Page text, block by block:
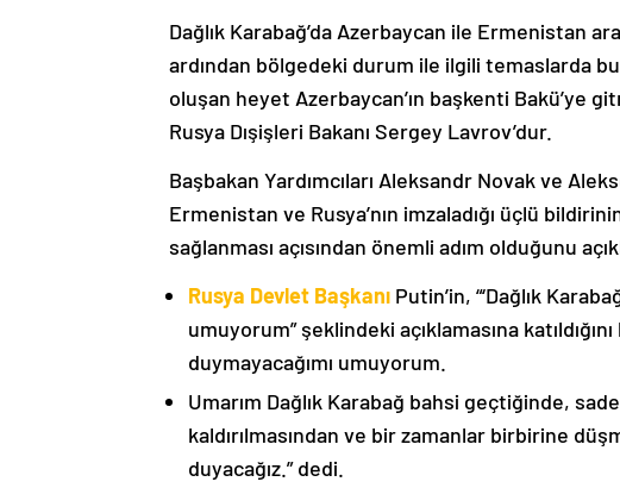
Dağlık Karabağ’da Azerbaycan ile Ermenistan
ardından bölgedeki durum ile ilgili temaslarda
oluşan heyet Azerbaycan’ın başkenti Bakü’ye
Rusya Dışişleri Bakanı Sergey Lavrov’dur.
Başbakan Yardımcıları Aleksandr Novak ve
Ermenistan ve Rusya’nın imzaladığı üçlü
sağlanması açısından önemli adım olduğunu
Rusya Devlet Başkanı Putin’in, “‘Dağlık
umuyorum” şeklindeki açıklamasına
duymayacağımı umuyorum.
Umarım Dağlık Karabağ bahsi geçtiğinde,
kaldırılmasından ve bir zamanlar birbirine
duyacağız.” dedi.